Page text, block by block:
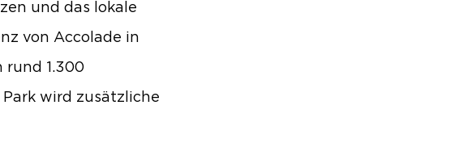
und das lokale
von Accolade in
rund 1.300
wird zusätzliche